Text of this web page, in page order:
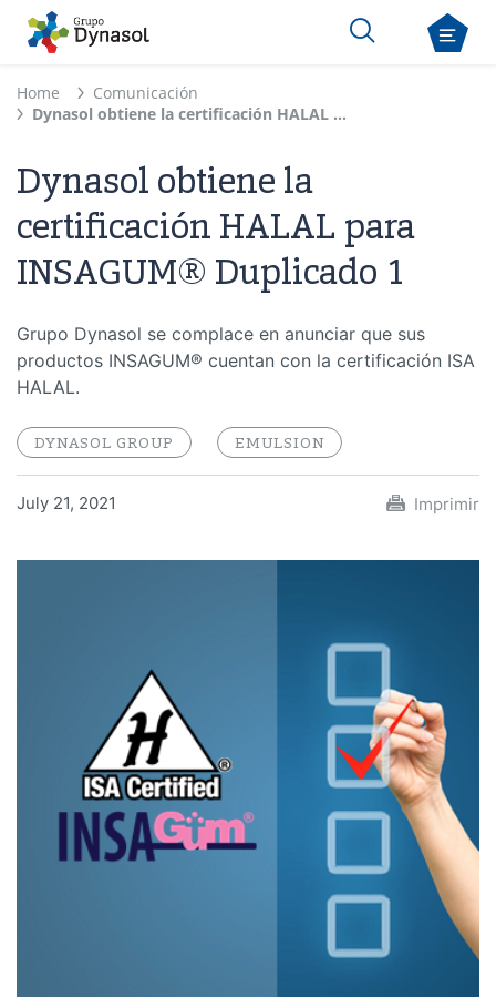
Home
Comunicación
Dynasol obtiene la certificación HALAL para INSAGUM® Duplicado 1
Dynasol obtiene la
certificación HALAL para
INSAGUM® Duplicado 1
Grupo Dynasol se complace en anunciar que sus
productos INSAGUM® cuentan con la certificación ISA
HALAL.
DYNASOL GROUP EMULSION
July 21, 2021 Imprimir